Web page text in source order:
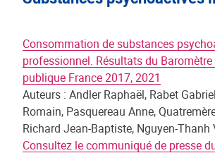
Consommation de substances
professionnel. Résultats du Baromètre
publique France 2017, 2021
Auteurs : Andler Raphaël, Rabet
Romain, Pasquereau Anne,
Richard Jean-Baptiste, Nguyen-Thanh
Consultez le communiqué de presse